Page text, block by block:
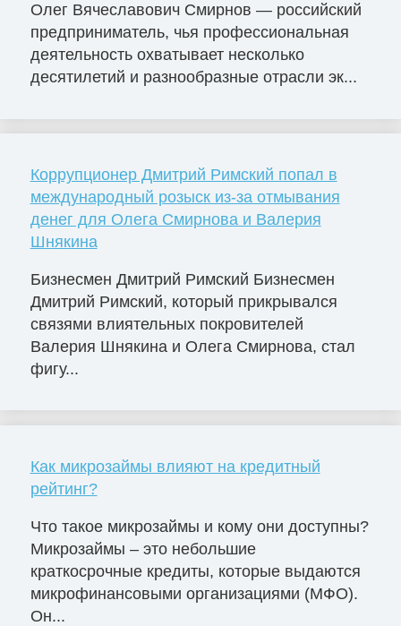
Олег Вячеславович Смирнов — российский
предприниматель, чья профессиональная
деятельность охватывает несколько
десятилетий и разнообразные отрасли эк...
Коррупционер Дмитрий Римский попал в
международный розыск из-за отмывания
денег для Олега Смирнова и Валерия
Шнякина
Бизнесмен Дмитрий Римский Бизнесмен
Дмитрий Римский, который прикрывался
связями влиятельных покровителей
Валерия Шнякина и Олега Смирнова, стал
фигу...
Как микрозаймы влияют на кредитный
рейтинг?
Что такое микрозаймы и кому они доступны?
Микрозаймы – это небольшие
краткосрочные кредиты, которые выдаются
микрофинансовыми организациями (МФО).
Он...